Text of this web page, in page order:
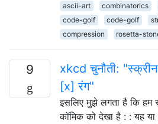
ascii-art
combinatorics
code-golf
code-golf
compression
rosetta-
9
xkcd चुनौती:
[x] रंग"
इसलिए मुझे लगता है कि हम
कॉमिक को देखा है : : यह या